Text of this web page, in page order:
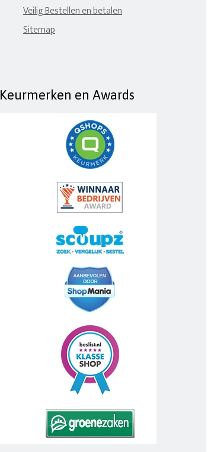
Veilig Bestellen en betalen
Sitemap
Keurmerken en Awards